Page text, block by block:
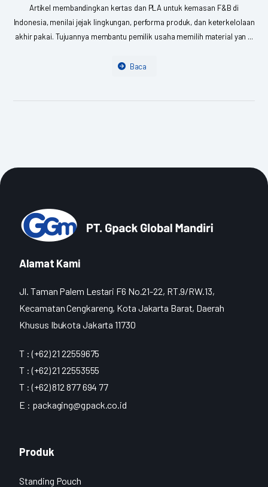
Artikel membandingkan kertas dan PLA untuk kemasan F&B di
Indonesia, menilai jejak lingkungan, performa produk, dan keterkelolaan
akhir pakai. Tujuannya membantu pemilik usaha memilih material yan ...
Baca
Alamat Kami
Jl. Taman Palem Lestari F6 No.21-22, RT.9/RW.13,
Kecamatan Cengkareng, Kota Jakarta Barat, Daerah
Khusus Ibukota Jakarta 11730
T : (+62) 21 22559675
T : (+62) 21 22553555
T : (+62) 812 877 694 77
E : packaging@gpack.co.id
Produk
Standing Pouch